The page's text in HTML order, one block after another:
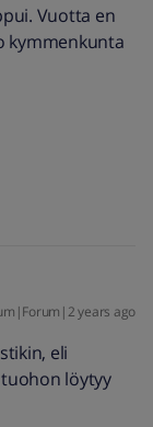
Vuotta en
kymmenkunta
years ago
eli
löytyy